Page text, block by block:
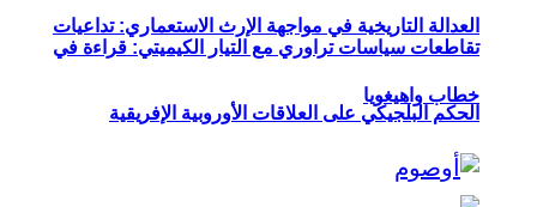
العدالة التاريخية في مواجهة الإرث الاستعماري: تداعيات
الحكم البلجيكي على العلاقات الأوروبية الإفريقية
تقاطعات سياسات تراوري مع التيار الكيميتي: قراءة في
خطاب واهيغويا